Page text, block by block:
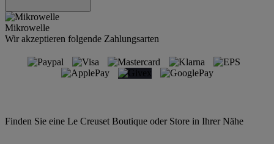
Mikrowelle
Wir akzeptieren folgende Zahlungsarten
Finden Sie eine Le Creuset Boutique oder Store in Ihrer Nähe